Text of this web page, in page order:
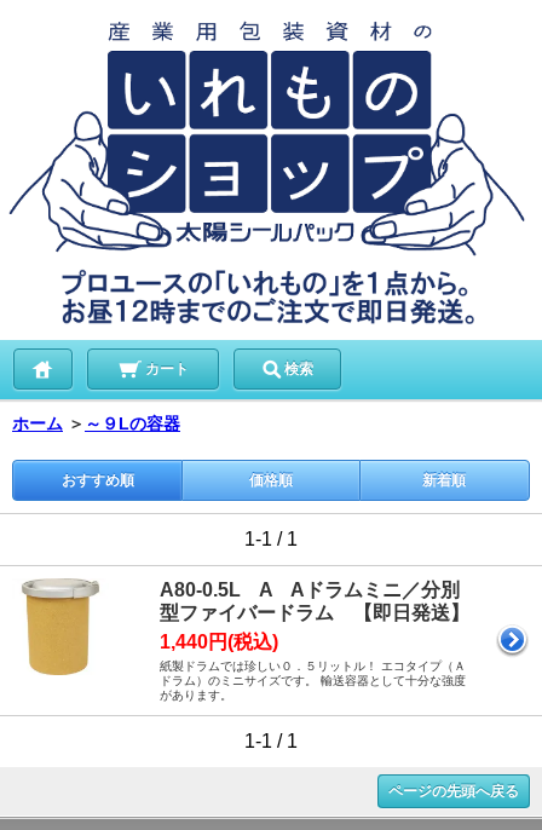
カート 検索
ホーム ＞ ～９Lの容器
おすすめ順 価格順 新着順
1-1 / 1
A80-0.5L A Aドラムミニ／分別
型ファイバードラム 【即日発送】
1,440円(税込)
紙製ドラムでは珍しい０．５リットル！ エコタイプ（Ａ
ドラム）のミニサイズです。 輸送容器として十分な強度
があります。
1-1 / 1
ページの先頭へ戻る